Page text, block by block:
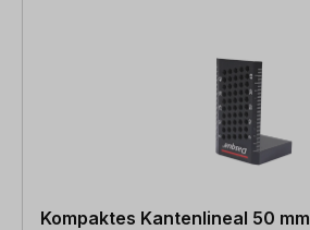
Kompaktes Kantenlineal 50 mm